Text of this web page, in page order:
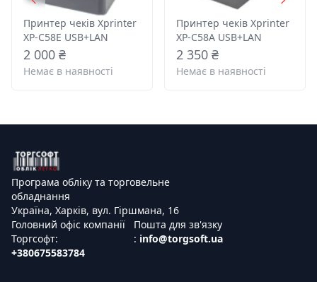
Принтер чеків Xprinter
XP-C58E USB+LAN
2 000 ₴
Немає в наявності
Принтер чеків Xprinter
XP-C58A USB+LAN
2 350 ₴
Немає в наявності
Програма обліку та торговельне
обладнання
Україна, Харків, вул. Гіршмана, 16
Головний офіс компанії
Торгсофт:
+380675583784
Пошта для зв'язку
: info@torgsoft.ua